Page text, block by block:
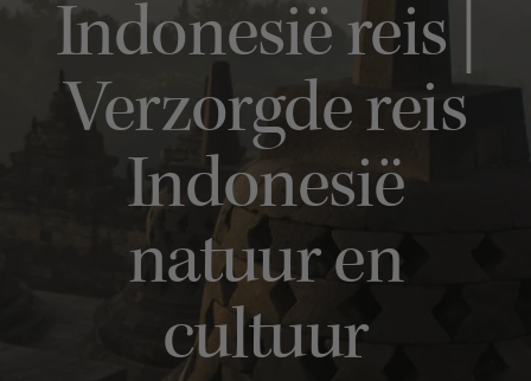
Indonesië reis |
Verzorgde reis
Indonesië
natuur en
cultuur